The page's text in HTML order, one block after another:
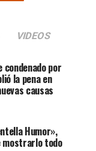
VIDEOS
condenado por
la pena en
causas
Humor»,
mostrarlo todo